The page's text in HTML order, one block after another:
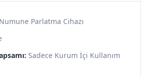
Parlatma Cihazı
Sadece Kurum İçi Kullanım